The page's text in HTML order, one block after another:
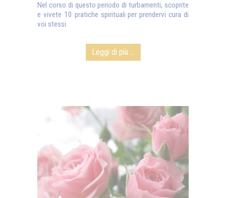
Nel corso di questo periodo di turbamenti, scoprite
e vivete 10 pratiche spirituali per prendervi cura di
voi stessi.
Leggi di più ...